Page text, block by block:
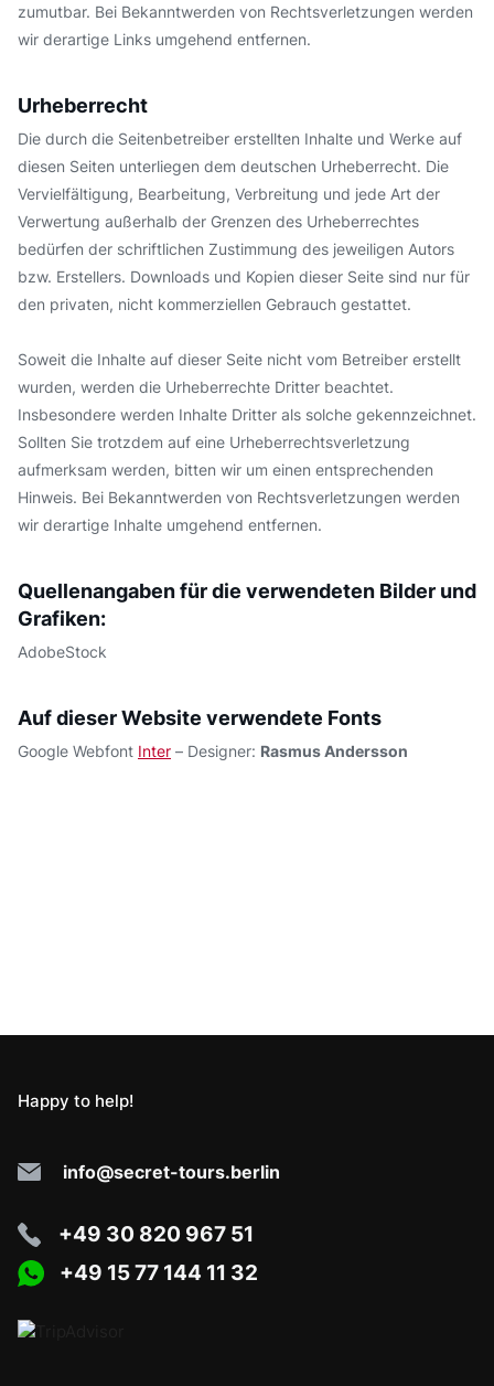
zumutbar. Bei Bekanntwerden von Rechtsverletzungen werden
wir derartige Links umgehend entfernen.
Urheberrecht
Die durch die Seitenbetreiber erstellten Inhalte und Werke auf
diesen Seiten unterliegen dem deutschen Urheberrecht. Die
Vervielfältigung, Bearbeitung, Verbreitung und jede Art der
Verwertung außerhalb der Grenzen des Urheberrechtes
bedürfen der schriftlichen Zustimmung des jeweiligen Autors
bzw. Erstellers. Downloads und Kopien dieser Seite sind nur für
den privaten, nicht kommerziellen Gebrauch gestattet.
Soweit die Inhalte auf dieser Seite nicht vom Betreiber erstellt
wurden, werden die Urheberrechte Dritter beachtet.
Insbesondere werden Inhalte Dritter als solche gekennzeichnet.
Sollten Sie trotzdem auf eine Urheberrechtsverletzung
aufmerksam werden, bitten wir um einen entsprechenden
Hinweis. Bei Bekanntwerden von Rechtsverletzungen werden
wir derartige Inhalte umgehend entfernen.
Quellenangaben für die verwendeten Bilder und
Grafiken:
AdobeStock
Auf dieser Website verwendete Fonts
Google Webfont Inter – Designer: Rasmus Andersson
Happy to help!
info@secret-tours.berlin
+49 30 820 967 51
+49 15 77 144 11 32